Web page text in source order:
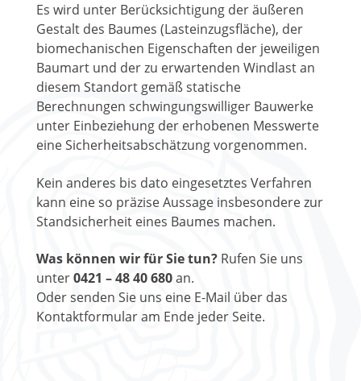
Es wird unter Berücksichtigung der äußeren
Gestalt des Baumes (Lasteinzugsfläche), der
biomechanischen Eigenschaften der jeweiligen
Baumart und der zu erwartenden Windlast an
diesem Standort gemäß statische
Berechnungen schwingungswilliger Bauwerke
unter Einbeziehung der erhobenen Messwerte
eine Sicherheitsabschätzung vorgenommen.
Kein anderes bis dato eingesetztes Verfahren
kann eine so präzise Aussage insbesondere zur
Standsicherheit eines Baumes machen.
Was können wir für Sie tun?Rufen Sie uns
unter0421 – 48 40 680an.
Oder senden Sie uns eine E-Mail über das
Kontaktformular am Ende jeder Seite.